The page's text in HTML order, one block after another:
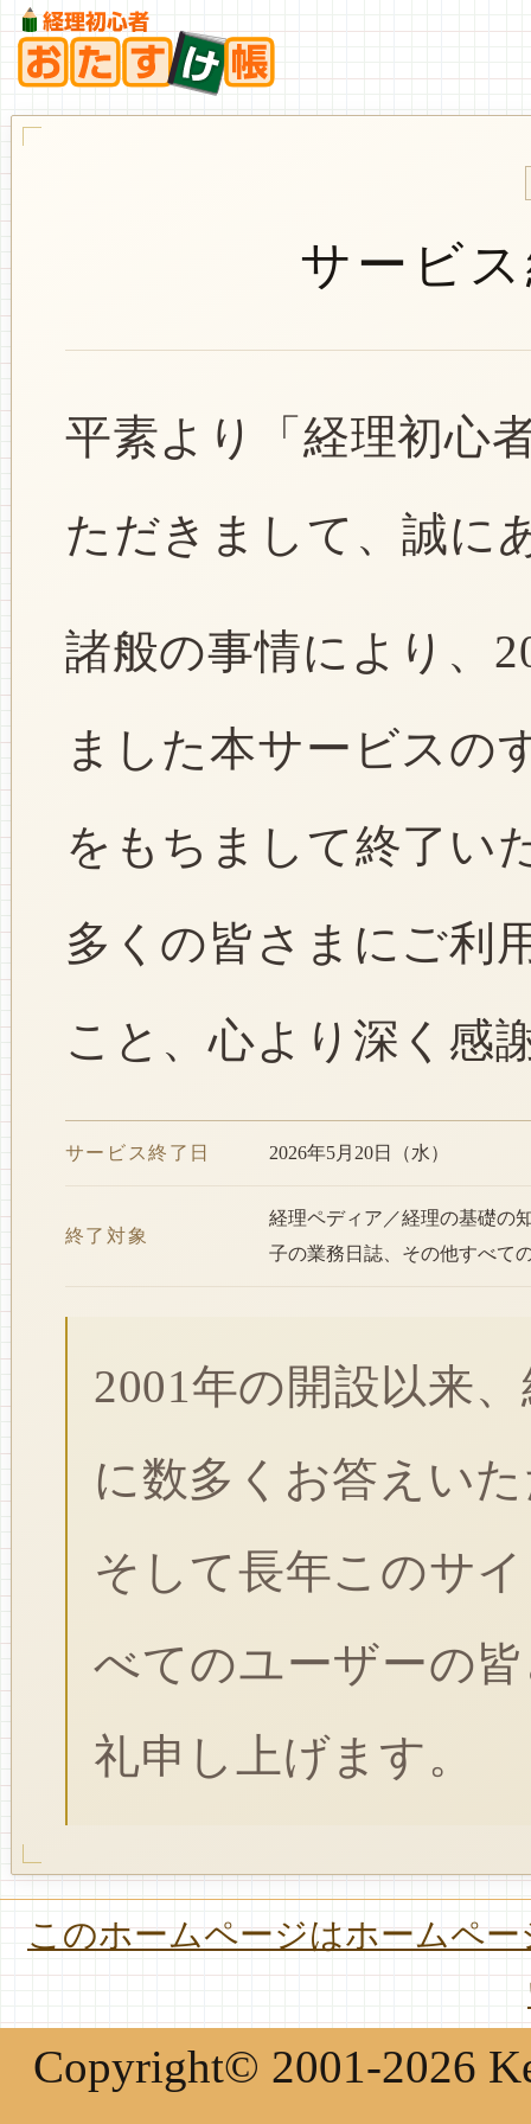
サービ
平素より「経理初心
ただきまして、誠に
諸般の事情により、
ました本サービスの
をもちまして終了い
多くの皆さまにご利
こと、心より深く感
サービス終了日 2026年5月20日（水）
終了対象
経理ペディア／経理の基礎の
子の業務日誌、その他すべて
2001年の開設以来
に数多くお答えい
そして長年このサ
べてのユーザーの
礼申し上げます。
このホームページはホームペ
Copyright© 2001-2026